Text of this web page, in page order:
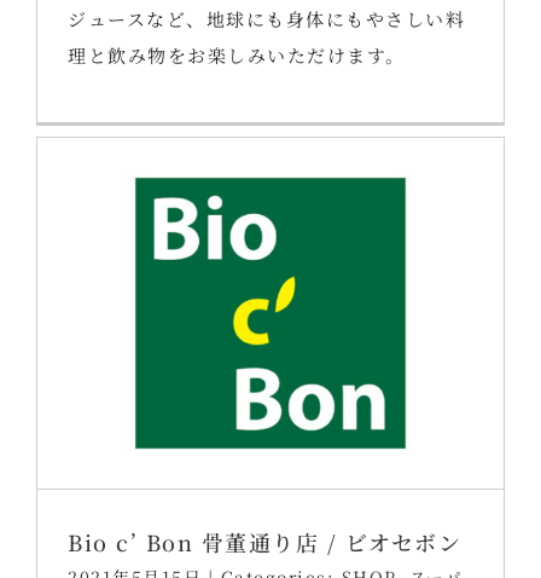
ジュースなど、地球にも身体にもやさしい料
理と飲み物をお楽しみいただけます。
Bio c’ Bon 骨董通り店 / ビオセボン